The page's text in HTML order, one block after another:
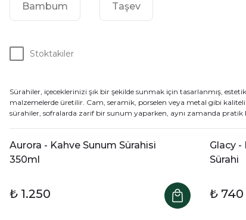
Bambum Taşev
Stoktakiler
Sürahiler, içeceklerinizi şık bir şekilde sunmak için tasarlanmış,
malzemelerde üretilir. Cam, seramik, porselen veya metal gibi
sürahiler, sofralarda zarif bir sunum yaparken, aynı zamanda pratik
Aurora - Kahve Sunum Sürahisi
350ml
₺ 1.250
Glacy -
Sürahi
₺ 740